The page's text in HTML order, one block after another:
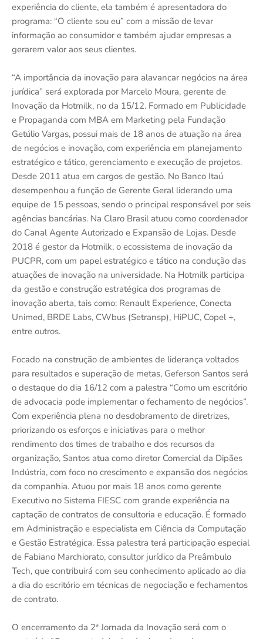
experiência do cliente, ela também é apresentadora do
programa: “O cliente sou eu” com a missão de levar
informação ao consumidor e também ajudar empresas a
gerarem valor aos seus clientes.
“A importância da inovação para alavancar negócios na área
jurídica” será explorada por Marcelo Moura, gerente de
Inovação da Hotmilk, no da 15/12. Formado em Publicidade
e Propaganda com MBA em Marketing pela Fundação
Getúlio Vargas, possui mais de 18 anos de atuação na área
de negócios e inovação, com experiência em planejamento
estratégico e tático, gerenciamento e execução de projetos.
Desde 2011 atua em cargos de gestão. No Banco Itaú
desempenhou a função de Gerente Geral liderando uma
equipe de 15 pessoas, sendo o principal responsável por seis
agências bancárias. Na Claro Brasil atuou como coordenador
do Canal Agente Autorizado e Expansão de Lojas. Desde
2018 é gestor da Hotmilk, o ecossistema de inovação da
PUCPR, com um papel estratégico e tático na condução das
atuações de inovação na universidade. Na Hotmilk participa
da gestão e construção estratégica dos programas de
inovação aberta, tais como: Renault Experience, Conecta
Unimed, BRDE Labs, CWbus (Setransp), HiPUC, Copel +,
entre outros.
Focado na construção de ambientes de liderança voltados
para resultados e superação de metas, Geferson Santos será
o destaque do dia 16/12 com a palestra “Como um escritório
de advocacia pode implementar o fechamento de negócios”.
Com experiência plena no desdobramento de diretrizes,
priorizando os esforços e iniciativas para o melhor
rendimento dos times de trabalho e dos recursos da
organização, Santos atua como diretor Comercial da Dipães
Indústria, com foco no crescimento e expansão dos negócios
da companhia. Atuou por mais 18 anos como gerente
Executivo no Sistema FIESC com grande experiência na
captação de contratos de consultoria e educação. É formado
em Administração e especialista em Ciência da Computação
e Gestão Estratégica. Essa palestra terá participação especial
de Fabiano Marchiorato, consultor jurídico da Preâmbulo
Tech, que contribuirá com seu conhecimento aplicado ao dia
a dia do escritório em técnicas de negociação e fechamentos
de contrato.
O encerramento da 2ª Jornada da Inovação será com o